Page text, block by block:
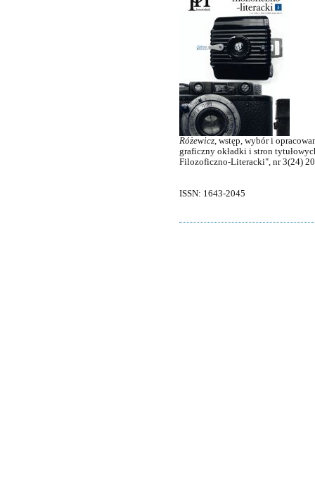
Różewicz, wstęp, wybór i
graficzny okładki i stron
Filozoficzno-Literacki", nr 3(24)
ISSN: 1643-2045